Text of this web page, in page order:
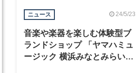
ニュース 24/5/23
音楽や楽器を楽しむ体験型ブ
ランドショップ 「ヤマハミュ
ージック 横浜みなとみらい」